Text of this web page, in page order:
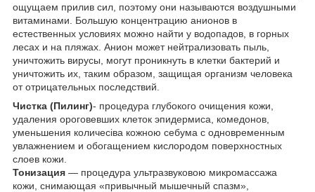
ощущаем прилив сил, поэтому они называются воздушными
витаминами. Большую концентрацию анионов в
естественных условиях можно найти у водопадов, в горных
лесах и на пляжах. Анион может нейтрализовать пыль,
уничтожить вирусы, могут проникнуть в клетки бактерий и
уничтожить их, таким образом, защищая организм человека
от отрицательных последствий.
Чистка (Пилинг)- процедура глубокого очищения кожи,
удаления ороговевших клеток эпидермиса, комедонов,
уменьшения количесіва кожною себума с одно­временным
увлажнением и обогащением кислородом поверхностных
слоев кожи.
Тонизация ― процедура ультразвуковою микромассажа
кожи, снимающая «привычный мышечный спазм»,